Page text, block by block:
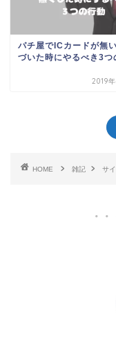
パチ屋でICカードが無
づいた時にやるべき3つ
2019
HOME 雑記 サ